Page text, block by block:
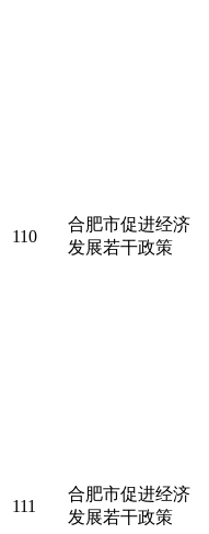
110
合肥市促进经济
发展若干政策
111
合肥市促进经济
发展若干政策